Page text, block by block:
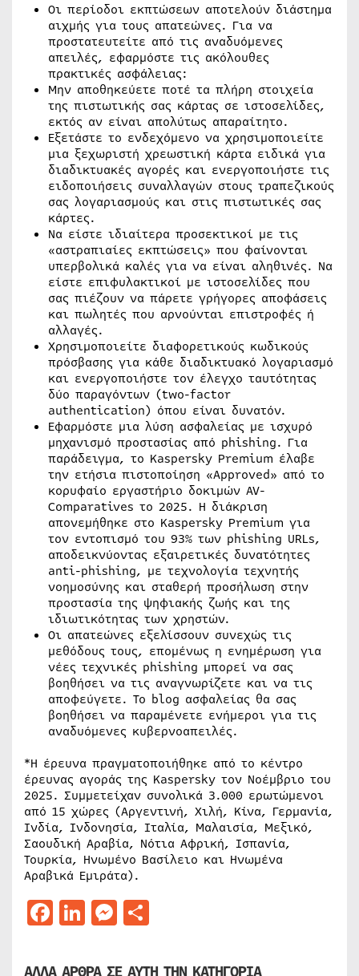
Οι περίοδοι εκπτώσεων αποτελούν διάστημα
αιχμής για τους απατεώνες. Για να
προστατευτείτε από τις αναδυόμενες
απειλές, εφαρμόστε τις ακόλουθες
πρακτικές ασφάλειας:
Μην αποθηκεύετε ποτέ τα πλήρη στοιχεία
της πιστωτικής σας κάρτας σε ιστοσελίδες,
εκτός αν είναι απολύτως απαραίτητο.
Εξετάστε το ενδεχόμενο να χρησιμοποιείτε
μια ξεχωριστή χρεωστική κάρτα ειδικά για
διαδικτυακές αγορές και ενεργοποιήστε τις
ειδοποιήσεις συναλλαγών στους τραπεζικούς
σας λογαριασμούς και στις πιστωτικές σας
κάρτες.
Να είστε ιδιαίτερα προσεκτικοί με τις
«αστραπιαίες εκπτώσεις» που φαίνονται
υπερβολικά καλές για να είναι αληθινές. Να
είστε επιφυλακτικοί με ιστοσελίδες που
σας πιέζουν να πάρετε γρήγορες αποφάσεις
και πωλητές που αρνούνται επιστροφές ή
αλλαγές.
Χρησιμοποιείτε διαφορετικούς κωδικούς
πρόσβασης για κάθε διαδικτυακό λογαριασμό
και ενεργοποιήστε τον έλεγχο ταυτότητας
δύο παραγόντων (two-factor
authentication) όπου είναι δυνατόν.
Εφαρμόστε μια λύση ασφαλείας με ισχυρό
μηχανισμό προστασίας από phishing. Για
παράδειγμα, το Kaspersky Premium έλαβε
την ετήσια πιστοποίηση «Approved» από το
κορυφαίο εργαστήριο δοκιμών AV-
Comparatives το 2025. Η διάκριση
απονεμήθηκε στο Kaspersky Premium για
τον εντοπισμό του 93% των phishing URLs,
αποδεικνύοντας εξαιρετικές δυνατότητες
anti-phishing, με τεχνολογία τεχνητής
νοημοσύνης και σταθερή προσήλωση στην
προστασία της ψηφιακής ζωής και της
ιδιωτικότητας των χρηστών.
Οι απατεώνες εξελίσσουν συνεχώς τις
μεθόδους τους, επομένως η ενημέρωση για
νέες τεχνικές phishing μπορεί να σας
βοηθήσει να τις αναγνωρίζετε και να τις
αποφεύγετε. Το blog ασφαλείας θα σας
βοηθήσει να παραμένετε ενήμεροι για τις
αναδυόμενες κυβερνοαπειλές.
*Η έρευνα πραγματοποιήθηκε από το κέντρο
έρευνας αγοράς της Kaspersky τον Νοέμβριο του
2025. Συμμετείχαν συνολικά 3.000 ερωτώμενοι
από 15 χώρες (Αργεντινή, Χιλή, Κίνα, Γερμανία,
Ινδία, Ινδονησία, Ιταλία, Μαλαισία, Μεξικό,
Σαουδική Αραβία, Νότια Αφρική, Ισπανία,
Τουρκία, Ηνωμένο Βασίλειο και Ηνωμένα
Αραβικά Εμιράτα).
Facebook
LinkedIn
Messenger